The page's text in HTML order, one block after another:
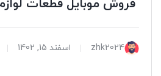
فروش موبایل قطعات
zhk2024 اسفند 15, 1402